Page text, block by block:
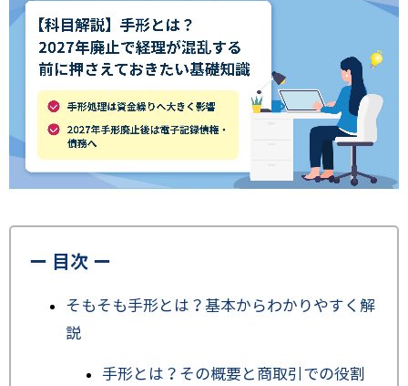
ー 目次 ー
そもそも手形とは？基本からわかりやすく解
説
手形とは？その概要と商取引での役割